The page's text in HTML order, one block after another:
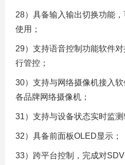
28）具备输入输出切换功能
使用；
29）支持语音控制功能软件
行管控；
30）支持与网络摄像机接入
各品牌网络摄像机；
31）支持与设备状态实时监测
32）具备前面板OLED显示；
33）跨平台控制，完成对